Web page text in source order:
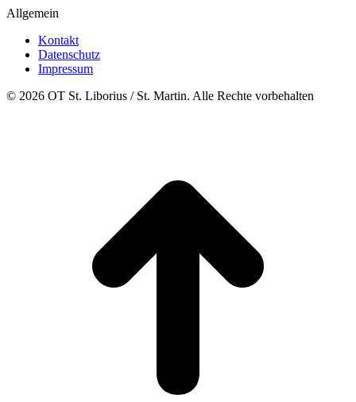
Allgemein
Kontakt
Datenschutz
Impressum
© 2026 OT St. Liborius / St. Martin. Alle Rechte vorbehalten